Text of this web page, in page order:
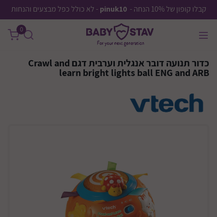
קבלו קופון של 10% הנחה - pinuk10 - לא כולל כפל מבצעים והנחות
0
כדור תנועה דובר אנגלית וערבית דגם Crawl and
learn bright lights ball ENG and ARB